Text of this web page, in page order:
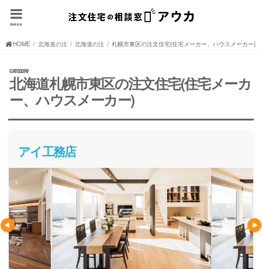
menu
HOME 北海道の注文住宅(住宅メーカー、ハウスメーカー)
北海道の注文住宅(住宅メーカー、ハウスメーカー)
札幌市東区の注文住宅(住宅メーカー、ハウスメーカー)
北海道札幌市東区の注文住宅(住宅メーカ
ー、ハウスメーカー)
アイ工務店